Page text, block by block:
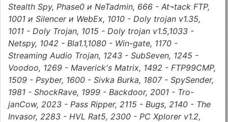
Stealth Spy, Phase0 и NeTadmin, 666 - At¬tack FTP,
1001 и Silencer и WebEx, 1010 - Doly trojan v1.35,
1011 - Doly Trojan, 1015 - Doly trojan v1.5,1033 -
Netspy, 1042 - Bla1.1,1080 - Win-gate, 1170 -
Streaming Audio Trojan, 1243 - SubSeven, 1245 -
Voodoo, 1269 - Maverick's Matrix, 1492 - FTP99CMP,
1509 - Psyber, 1600 - Sivka Burka, 1807 - SpySender,
1981 - ShockRave, 1999 - Backdoor, 2001 - Tro-
janCow, 2023 - Pass Ripper, 2115 - Bugs, 2140 - The
Invasor, 2283 - HVL Rat5, 2300 - PC Xplorer v1.2,